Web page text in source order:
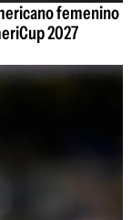
femenino
2027